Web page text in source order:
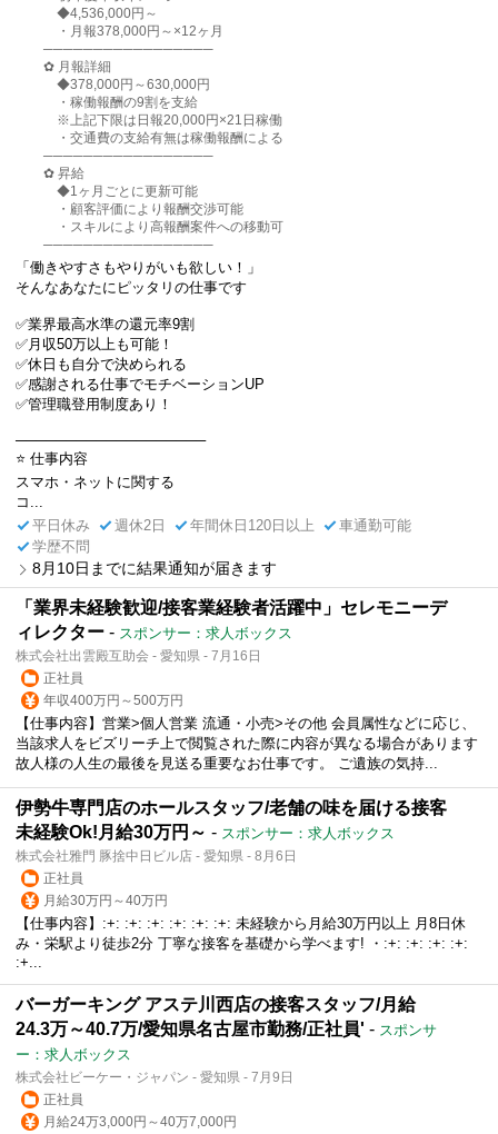
◆4,536,000円～
・月報378,000円～×12ヶ月
─────────────────
✿ 月報詳細
◆378,000円～630,000円
・稼働報酬の9割を支給
※上記下限は日報20,000円×21日稼働
・交通費の支給有無は稼働報酬による
─────────────────
✿ 昇給
◆1ヶ月ごとに更新可能
・顧客評価により報酬交渉可能
・スキルにより高報酬案件への移動可
─────────────────
「働きやすさもやりがいも欲しい！」
そんなあなたにピッタリの仕事です
✅業界最高水準の還元率9割
✅月収50万以上も可能！
✅休日も自分で決められる
✅感謝される仕事でモチベーションUP
✅管理職登用制度あり！
───────────────────
⭐ 仕事内容
スマホ・ネットに関する
コ...
平日休み
週休2日 年間休日120日以上
車通勤可能
学歴不問
8月10日までに結果通知が届きます
「業界未経験歓迎/接客業経験者活躍中」セレモニーデ
ィレクター - スポンサー：求人ボックス
株式会社出雲殿互助会 - 愛知県 - 7月16日
正社員
年収400万円～500万円
【仕事内容】営業>個人営業 流通・小売>その他 会員属性などに応じ、
当該求人をビズリーチ上で閲覧された際に内容が異なる場合があります
故人様の人生の最後を見送る重要なお仕事です。 ご遺族の気持...
伊勢牛専門店のホールスタッフ/老舗の味を届ける接客
未経験Ok!月給30万円～ - スポンサー：求人ボックス
株式会社雅門 豚捨中日ビル店 - 愛知県 - 8月6日
正社員
月給30万円～40万円
【仕事内容】:+: :+: :+: :+: :+: :+: 未経験から月給30万円以上 月8日休
み・栄駅より徒歩2分 丁寧な接客を基礎から学べます! ・:+: :+: :+: :+:
:+...
バーガーキング アステ川西店の接客スタッフ/月給
24.3万～40.7万/愛知県名古屋市勤務/正社員' - スポンサ
ー：求人ボックス
株式会社ビーケー・ジャパン - 愛知県 - 7月9日
正社員
月給24万3,000円～40万7,000円